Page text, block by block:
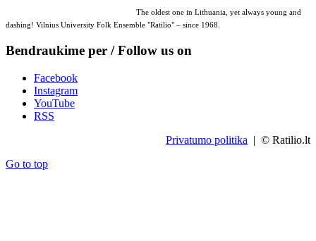
The oldest one in Lithuania, yet always young and
dashing! Vilnius University Folk Ensemble "Ratilio" – since 1968.
Bendraukime per / Follow us on
Facebook
Instagram
YouTube
RSS
Privatumo politika | © Ratilio.lt
Go to top